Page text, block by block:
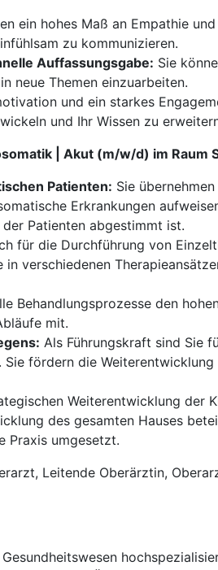
ein hohes Maß an Empathie
zu kommunizieren.
Auffassungsgabe: Sie
neue Themen einzuarbeiten.
und ein starkes
und Ihr Wissen zu
| Akut (m/w/d) im Raum
Patienten: Sie
Erkrankungen
Patienten abgestimmt ist.
für die Durchführung von
verschiedenen
Behandlungsprozesse den
mit.
Als Führungskraft sind Sie
fördern die
Weiterentwicklung der
des gesamten Hauses
Praxis umgesetzt.
Leitende Oberärztin,
Gesundheitswesen